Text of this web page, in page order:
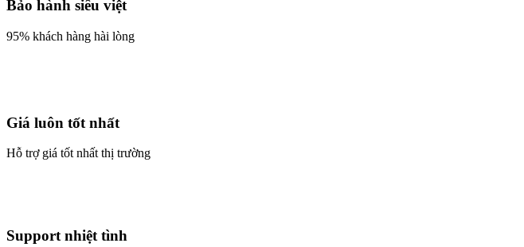
Bảo hành siêu việt
95% khách hàng hài lòng
Giá luôn tốt nhất
Hỗ trợ giá tốt nhất thị trường
Support nhiệt tình